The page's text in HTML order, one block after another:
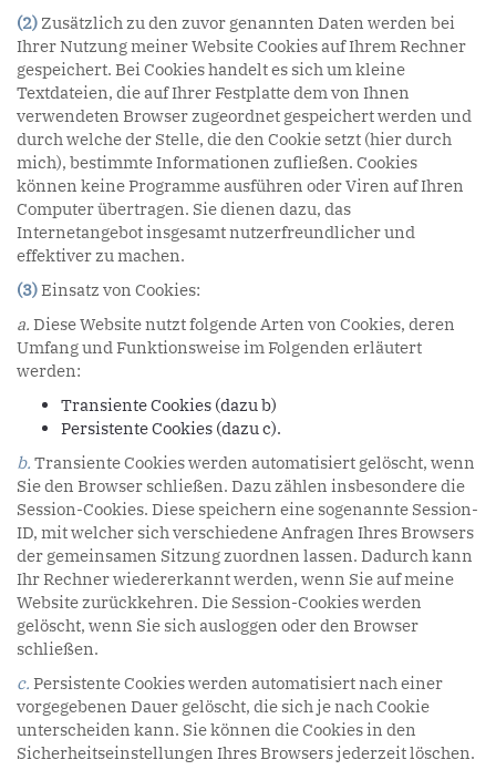
(2) Zusätzlich zu den zuvor genannten Daten werden bei
Ihrer Nutzung meiner Website Cookies auf Ihrem Rechner
gespeichert. Bei Cookies handelt es sich um kleine
Textdateien, die auf Ihrer Festplatte dem von Ihnen
verwendeten Browser zugeordnet gespeichert werden und
durch welche der Stelle, die den Cookie setzt (hier durch
mich), bestimmte Informationen zufließen. Cookies
können keine Programme ausführen oder Viren auf Ihren
Computer übertragen. Sie dienen dazu, das
Internetangebot insgesamt nutzerfreundlicher und
effektiver zu machen.
(3)Einsatz von Cookies:
a. Diese Website nutzt folgende Arten von Cookies, deren
Umfang und Funktionsweise im Folgenden erläutert
werden:
Transiente Cookies (dazu b)
Persistente Cookies (dazu c).
b. Transiente Cookies werden automatisiert gelöscht, wenn
Sie den Browser schließen. Dazu zählen insbesondere die
Session-Cookies. Diese speichern eine sogenannte Session-
ID, mit welcher sich verschiedene Anfragen Ihres Browsers
der gemeinsamen Sitzung zuordnen lassen. Dadurch kann
Ihr Rechner wiedererkannt werden, wenn Sie auf meine
Website zurückkehren. Die Session-Cookies werden
gelöscht, wenn Sie sich ausloggen oder den Browser
schließen.
c. Persistente Cookies werden automatisiert nach einer
vorgegebenen Dauer gelöscht, die sich je nach Cookie
unterscheiden kann. Sie können die Cookies in den
Sicherheitseinstellungen Ihres Browsers jederzeit löschen.